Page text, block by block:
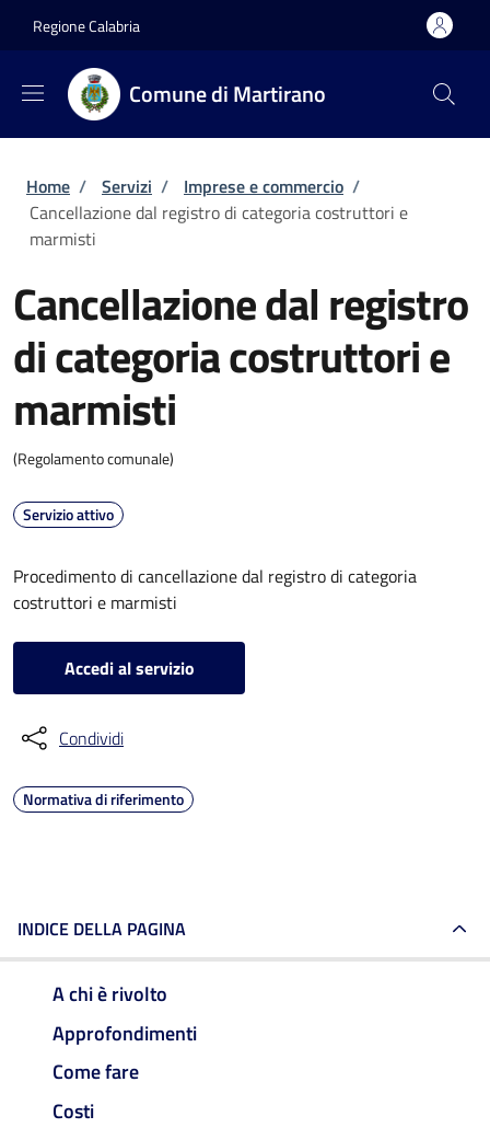
Regione Calabria
Comune di Martirano
Briciole di pane
Home / Servizi / Imprese e commercio /
Cancellazione dal registro di categoria costruttori e
marmisti
Cancellazione dal registro
di categoria costruttori e
marmisti
(Regolamento comunale)
Servizio attivo
Procedimento di cancellazione dal registro di categoria
costruttori e marmisti
Accedi al servizio
Condividi
Normativa di riferimento
INDICE DELLA PAGINA
A chi è rivolto
Approfondimenti
Come fare
Costi